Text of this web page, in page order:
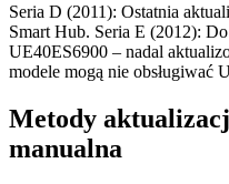
Seria D (2011): Ostatnia
Smart Hub. Seria E (2012):
UE40ES6900 – nadal
modele mogą nie obsługiwać
Metody
manualna